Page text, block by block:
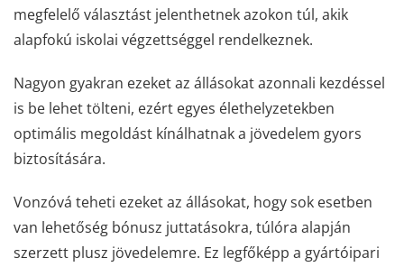
megfelelő választást jelenthetnek azokon túl, akik
alapfokú iskolai végzettséggel rendelkeznek.
Nagyon gyakran ezeket az állásokat azonnali kezdéssel
is be lehet tölteni, ezért egyes élethelyzetekben
optimális megoldást kínálhatnak a jövedelem gyors
biztosítására.
Vonzóvá teheti ezeket az állásokat, hogy sok esetben
van lehetőség bónusz juttatásokra, túlóra alapján
szerzett plusz jövedelemre. Ez legfőképp a gyártóipari